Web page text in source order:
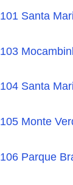
101 Santa
103
104 Santa
105 Monte
106 Parque